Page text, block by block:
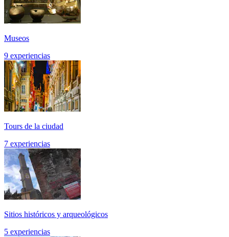
Museos
9 experiencias
Tours de la ciudad
7 experiencias
Sitios históricos y arqueológicos
5 experiencias